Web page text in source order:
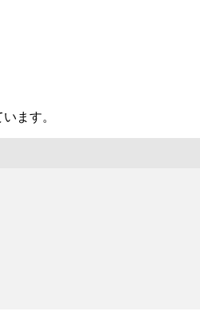
ます。